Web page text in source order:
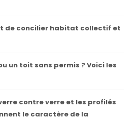
de concilier habitat collectif et
un toit sans permis ? Voici les
contre verre et les profilés
le caractère de la